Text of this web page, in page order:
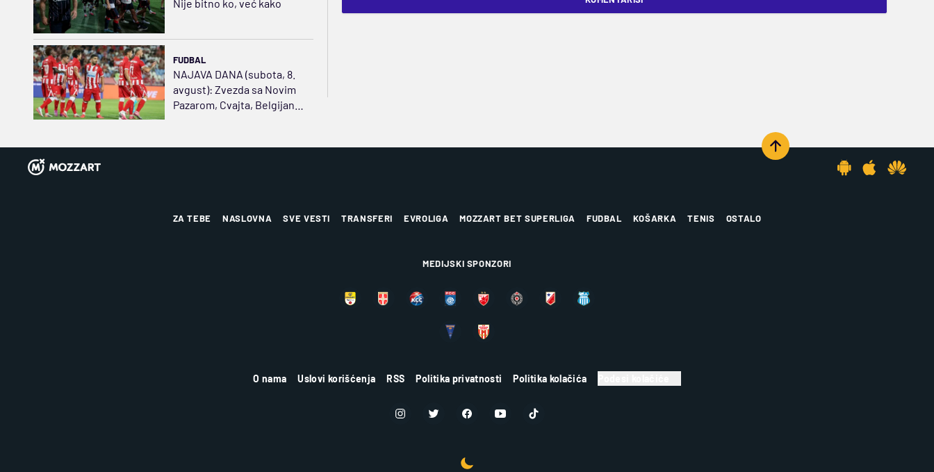
Nije bitno ko, već kako
FUDBAL
NAJAVA DANA (subota, 8.
avgust): Zvezda sa Novim
Pazarom, Cvajta, Belgijanci
ZA TEBE NASLOVNA SVE VESTI TRANSFERI EVROLIGA MOZZART BET SUPERLIGA FUDBAL KOŠARKA TENIS OSTALO
MEDIJSKI SPONZORI
O nama Uslovi korišćenja RSS Politika privatnosti Politika kolačića